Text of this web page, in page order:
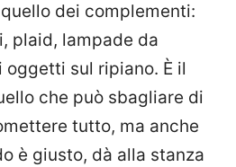
dei complementi:
plaid, lampade da
sul ripiano. È il
che può sbagliare di
tutto, ma anche
è giusto, dà alla stanza